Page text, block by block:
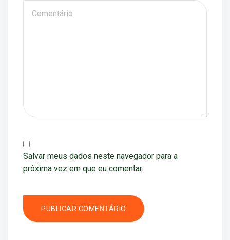
Salvar meus dados neste navegador para a
próxima vez em que eu comentar.